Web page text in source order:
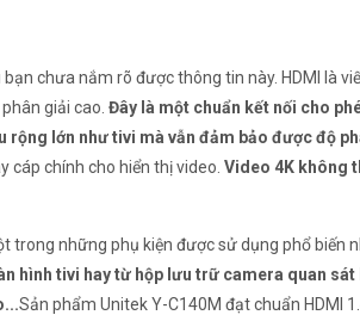
bạn chưa nắm rõ được thông tin này. HDMI là
giải cao. Đây là một chuẩn kết nối cho
rộng lớn như tivi mà vẫn đảm bảo được độ
cáp chính cho hiển thị video. Video 4K không
trong những phụ kiện được sử dụng phổ biến
hình tivi hay từ hộp lưu trữ camera quan
Sản phẩm Unitek Y-C140M đạt chuẩn HDMI